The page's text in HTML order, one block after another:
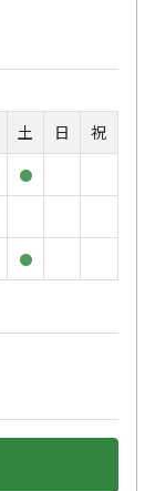
土 日
祝
●
●